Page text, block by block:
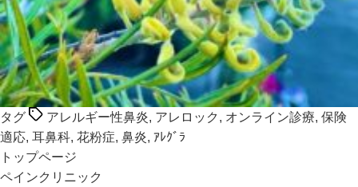
タグ アレルギー性鼻炎, アレロック , オンライン診療, 保険
適応, 耳鼻科, 花粉症, 鼻炎, ｱﾚｸﾞﾗ
トップページ
ペインクリニック